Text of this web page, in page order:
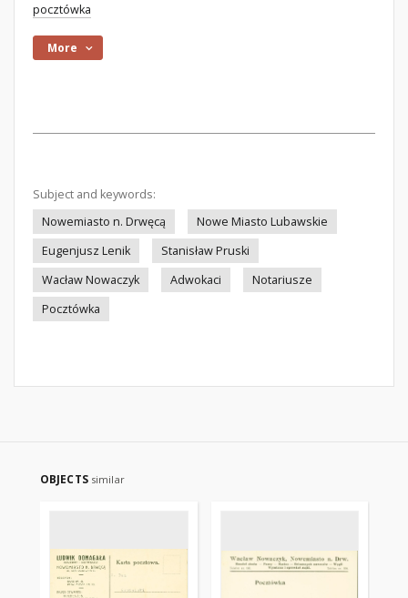
pocztówka
More
Subject and keywords:
Nowemiasto n. Drwęcą
Nowe Miasto Lubawskie
Eugenjusz Lenik
Stanisław Pruski
Wacław Nowaczyk
Adwokaci
Notariusze
Pocztówka
OBJECTS similar